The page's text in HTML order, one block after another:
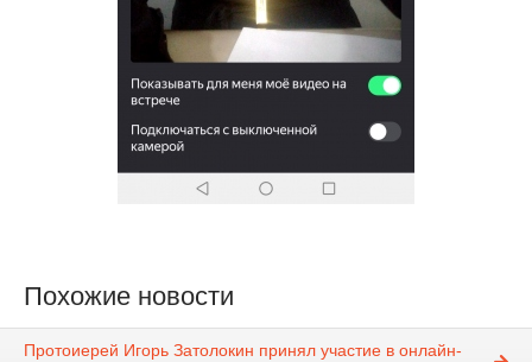
Похожие новости
Протоиерей Игорь Затолокин принял участие в онлайн-